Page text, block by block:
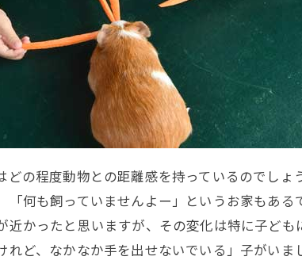
の程度動物との距離感を持っているのでし
「何も飼っていませんよー」というお家もあ
かったと思いますが、その変化は特に子ども
ど、なかなか手を出せないでいる」子がい